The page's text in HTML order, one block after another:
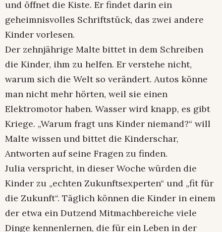
und öffnet die Kiste. Er findet darin ein
geheimnisvolles Schriftstück, das zwei andere
Kinder vorlesen.
Der zehnjährige Malte bittet in dem Schreiben
die Kinder, ihm zu helfen. Er verstehe nicht,
warum sich die Welt so verändert. Autos könne
man nicht mehr hörten, weil sie einen
Elektromotor haben. Wasser wird knapp, es gibt
Kriege. „Warum fragt uns Kinder niemand?“ will
Malte wissen und bittet die Kinderschar,
Antworten auf seine Fragen zu finden.
Julia verspricht, in dieser Woche würden die
Kinder zu „echten Zukunftsexperten“ und „fit für
die Zukunft“. Täglich können die Kinder in einem
der etwa ein Dutzend Mitmachbereiche viele
Dinge kennenlernen, die für ein Leben in der